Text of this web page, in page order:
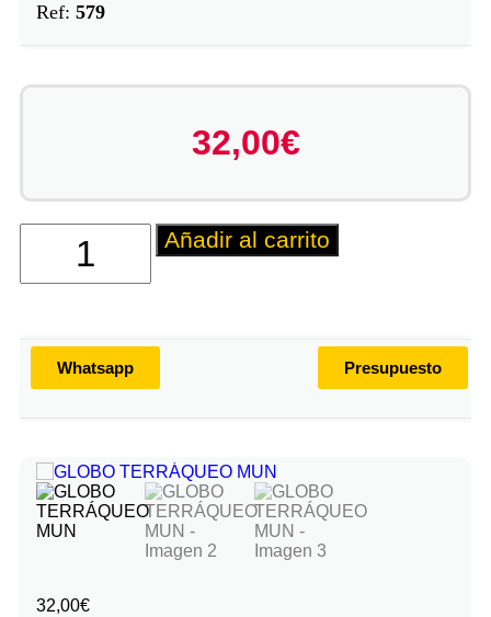
Ref: 579
32,00€
Añadir al carrito
Whatsapp Presupuesto
32,00€